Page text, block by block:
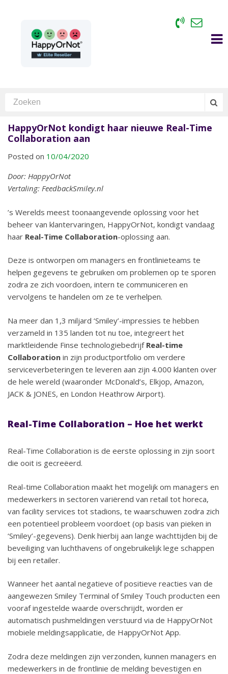
HappyOrNot kondigt haar nieuwe Real-Time
Collaboration aan
Posted on 10/04/2020
Door: HappyOrNot
Vertaling: FeedbackSmiley.nl
’s Werelds meest toonaangevende oplossing voor het
beheer van klantervaringen, HappyOrNot, kondigt vandaag
haar Real-Time Collaboration-oplossing aan.
Deze is ontworpen om managers en frontlinieteams te
helpen gegevens te gebruiken om problemen op te sporen
zodra ze zich voordoen, intern te communiceren en
vervolgens te handelen om ze te verhelpen.
Na meer dan 1,3 miljard ‘Smiley’-impressies te hebben
verzameld in 135 landen tot nu toe, integreert het
marktleidende Finse technologiebedrijf Real-time
Collaboration in zijn productportfolio om verdere
serviceverbeteringen te leveren aan zijn 4.000 klanten over
de hele wereld (waaronder McDonald’s, Elkjop, Amazon,
JACK & JONES, en London Heathrow Airport).
Real-Time Collaboration – Hoe het werkt
Real-Time Collaboration is de eerste oplossing in zijn soort
die ooit is gecreëerd.
Real-time Collaboration maakt het mogelijk om managers en
medewerkers in sectoren variërend van retail tot horeca,
van facility services tot stadions, te waarschuwen zodra zich
een potentieel probleem voordoet (op basis van pieken in
‘Smiley’-gegevens). Denk hierbij aan lange wachttijden bij de
beveiliging van luchthavens of ongebruikelijk lege schappen
bij een retailer.
Wanneer het aantal negatieve of positieve reacties van de
aangewezen Smiley Terminal of Smiley Touch producten een
vooraf ingestelde waarde overschrijdt, worden er
automatisch pushmeldingen verstuurd via de HappyOrNot
mobiele meldingsapplicatie, de HappyOrNot App.
Zodra deze meldingen zijn verzonden, kunnen managers en
medewerkers in de frontlinie de melding bevestigen en